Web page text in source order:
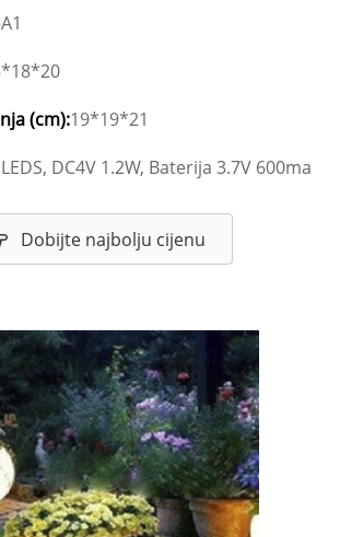
(cm):19*19*21
DC4V 1.2W, Baterija 3.7V 600ma
Dobijte najbolju cijenu